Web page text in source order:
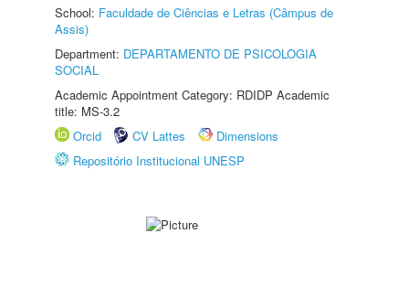
School: Faculdade de Ciências e Letras (Câmpus de
Assis)
Department: DEPARTAMENTO DE PSICOLOGIA
SOCIAL
Academic Appointment Category: RDIDP Academic
title: MS-3.2
Orcid
CV Lattes
Dimensions
Repositório Institucional UNESP